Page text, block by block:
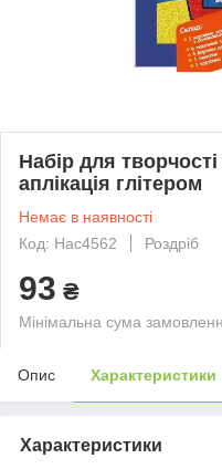
Набір для
аплікація глітером
Немає в наявності
Код: Нас4562
Роздріб
93 ₴
Мінімальна сума
Опис Характеристики
Характеристики